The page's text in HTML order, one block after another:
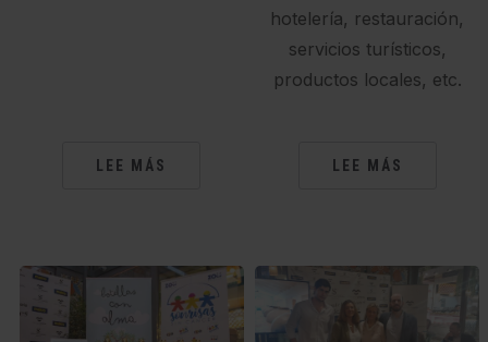
LEE MÁS
hotelería, restauración,
servicios turísticos,
productos locales, etc.
LEE MÁS